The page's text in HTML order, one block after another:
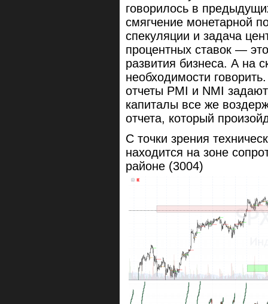
говорилось в
смягчение монетарной
спекуляции и задача
процентных ставок —
развития бизнеса. А на
необходимости
отчеты PMI и NMI
капиталы все же
отчета, который
С точки зрения
находится на зоне
районе (3004)